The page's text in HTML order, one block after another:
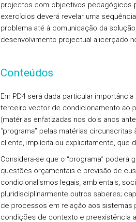
projectos com objectivos pedagógicos
exercícios deverá revelar uma
problema até à comunicação da
desenvolvimento projectual alicerçado
Conteúdos
Em PD4 será dada particular
terceiro vector de condicionamento ao
(matérias enfatizadas nos dois anos
“programa” pelas matérias
cliente, implícita ou explicitamente, que
Considera-se que o “programa” poderá
questões orçamentais e previsão de
condicionalismos legais, ambientais,
pluridisciplinarmente outros saberes;
de processos em relação aos sistemas
condições de contexto e preexistência